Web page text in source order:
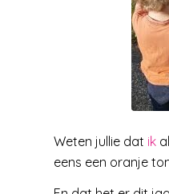
Weten jullie dat ik
eens een oranje